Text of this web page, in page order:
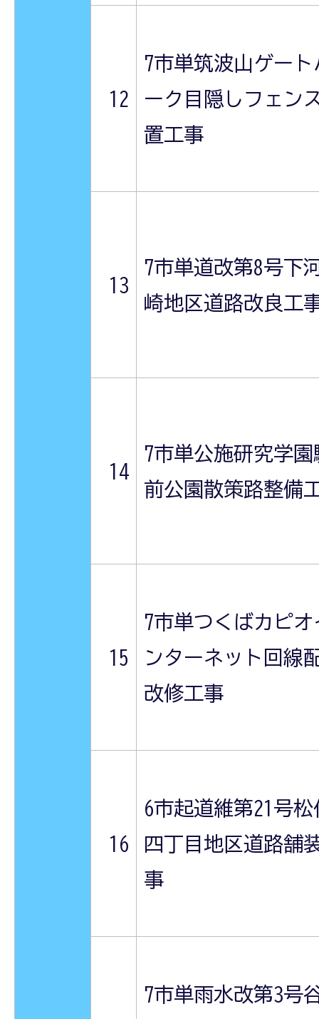
12
7市単筑波山ゲート
ーク目隠しフェン
置工事
13
7市単道改第8号下
崎地区道路改良工
14
7市単公施研究学園
前公園散策路整備
15
7市単つくばカピオ
ンターネット回線
改修工事
16
6市起道維第21号松
四丁目地区道路舗
事
7市単雨水改第3号